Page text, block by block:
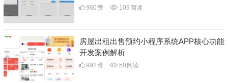
960赞 109 阅读
房屋出租出售预约小程序系统APP核心功能
开发案例解析
992赞 50 阅读